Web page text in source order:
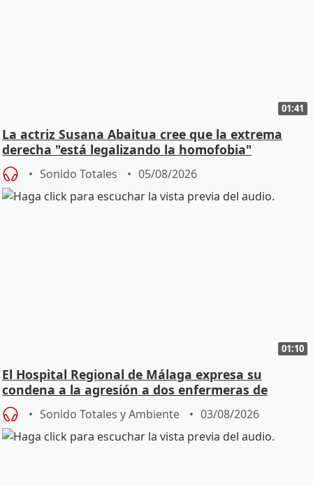
01:41
La actriz Susana Abaitua cree que la extrema
derecha "está legalizando la homofobia"
Sonido Totales 05/08/2026
01:10
El Hospital Regional de Málaga expresa su
condena a la agresión a dos enfermeras de
Urgencias
Sonido Totales y Ambiente 03/08/2026